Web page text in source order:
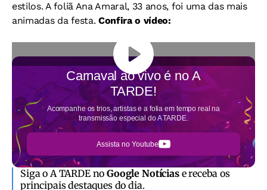
estilos. A foliã Ana Amaral, 33 anos, foi uma das mais
animadas da festa. Confira o vídeo:
Carnaval ao vivo é noA
TARDE!
Acompanhe os trios, artistas e a folia em tempo real na
transmissão especial do A TARDE.
Assista no Youtube
Siga o A TARDE noGoogle Notíciase receba os
principais destaques do dia.